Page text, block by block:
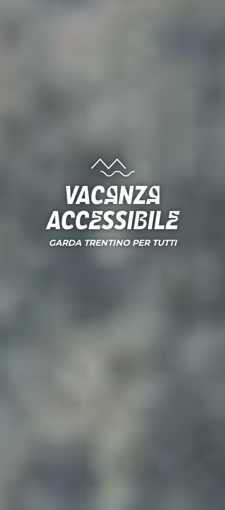
Vacanza
accessibile
GARDA TRENTINO PER TUTTI